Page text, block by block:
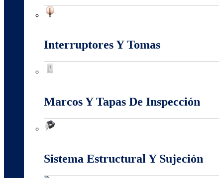
Interruptores Y Tomas
Marcos Y Tapas De Inspección
Sistema Estructural Y Sujeción